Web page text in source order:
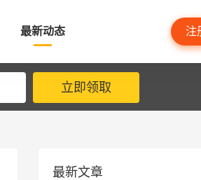
最新动态 注
立即领取
最新文章